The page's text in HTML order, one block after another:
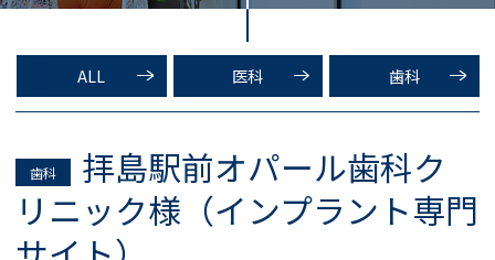
ALL 医科 歯科
歯科
拝島駅前オパール歯科ク
リニック様（インプラント専門